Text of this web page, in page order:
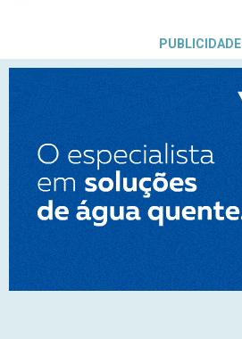
PUBLICIDADE